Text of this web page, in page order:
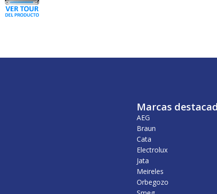
Marcas
AEG
Braun
Cata
Electrolux
Jata
Meireles
Orbegozo